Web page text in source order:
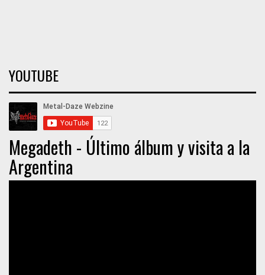
YOUTUBE
Megadeth - Último álbum y visita a la
Argentina